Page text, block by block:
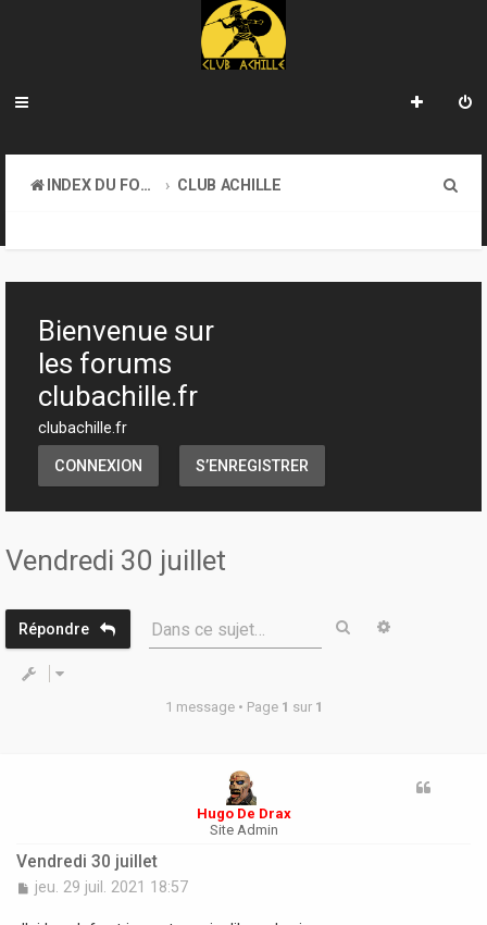
INDEX DU FORUM
CLUB ACHILLE
h
Bienvenue sur
les forums
clubachille.fr
clubachille.fr
CONNEXION S’ENREGISTRER
Vendredi 30 juillet
Répondre Dans ce sujet… Rechercher
1 message • Page 1 sur 1
Hugo De Drax
Site Admin
Vendredi 30 juillet
M
jeu. 29 juil. 2021 18:57